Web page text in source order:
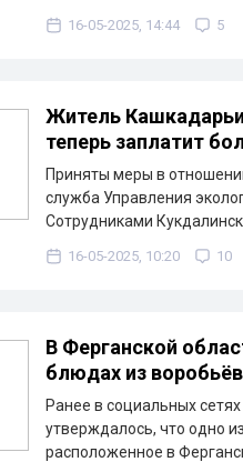
16-05-2025, 14:44 5
Житель
теперь заплатит
Приняты меры в
служба Управления
Сотрудниками
16-05-2025, 10:20 10
В Ферганской
блюдах из
Ранее в социальных
утверждалось, что одно
расположенное в